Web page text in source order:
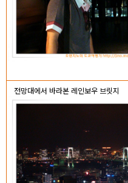
전망대에서 바라본 레인보우 브릿지